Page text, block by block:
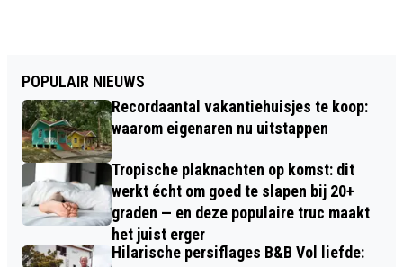
POPULAIR NIEUWS
Recordaantal vakantiehuisjes te koop:
waarom eigenaren nu uitstappen
Tropische plaknachten op komst: dit
werkt écht om goed te slapen bij 20+
graden — en deze populaire truc maakt
het juist erger
Hilarische persiflages B&B Vol liefde: